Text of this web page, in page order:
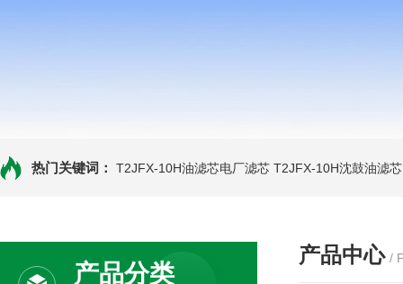
热门关键词： T2JFX-10H油滤芯电厂滤芯 T2JFX-10H沈鼓油滤芯
产品分类
产品中心 /